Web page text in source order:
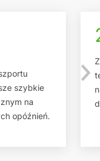
szybkie
na
opóźnień.